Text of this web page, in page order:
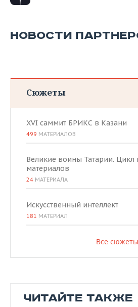
НОВОСТИ
Сюжеты
XVI саммит БРИКС в Казани
499 МАТЕРИАЛОВ
Великие воины Татарии. Цикл
материалов
24 МАТЕРИАЛА
Искусственный интеллект
181 МАТЕРИАЛ
Все сюжеты
ЧИТАЙТЕ ТАКЖЕ